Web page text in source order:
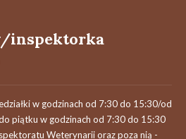
inspektorka
w godzinach od 7:30 do 15:30/od
piątku w godzinach od 7:30 do 15:30
Weterynarii oraz poza nią -